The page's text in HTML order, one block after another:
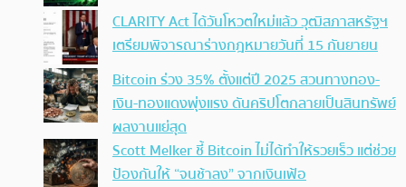
CLARITY Act ได้วันโหวตใหม่แล้ว วุฒิสภาสหรัฐฯ
เตรียมพิจารณาร่างกฎหมายวันที่ 15 กันยายน
Bitcoin ร่วง 35% ตั้งแต่ปี 2025 สวนทางทอง-
เงิน-ทองแดงพุ่งแรง ดันคริปโตกลายเป็นสินทรัพย์
ผลงานแย่สุด
Scott Melker ชี้ Bitcoin ไม่ได้ทำให้รวยเร็ว แต่ช่วย
ป้องกันให้ “จนช้าลง” จากเงินเฟ้อ